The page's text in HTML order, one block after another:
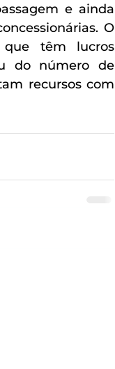
e ainda
O
que têm lucros
do número de
recursos com